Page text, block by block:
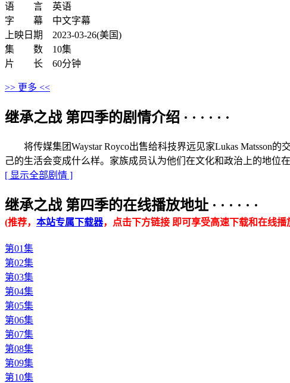
语 言 英语
字 幕 中文字幕
上映日期 2023-03-26(美国)
集 数 10集
片 长 60分钟
>> 更多 <<
继承之战 第四季的剧情介绍 · · · · · ·
将传媒集团Waystar Royco出售给科技界远见家Lukas Matsson的
己的生活会变成什么样。家族成员认为他们在文化和政治上的地位
[ 显示全部剧情 ]
继承之战 第四季的在线播放地址 · · · · · ·
(推荐， 本站专属下载器，点击下方链接 即可享受高速下载和在线播
第01集
第02集
第03集
第04集
第05集
第06集
第07集
第08集
第09集
第10集